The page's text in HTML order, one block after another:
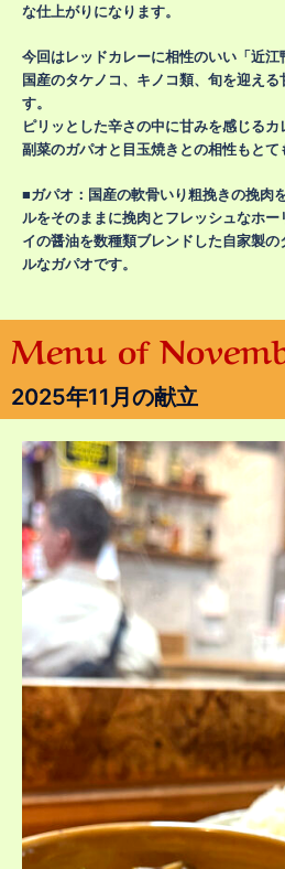
な仕上がりになります。
今回はレッドカレーに相性のいい「近江
国産のタケノコ、キノコ類、旬を迎え
す。
ピリッとした辛さの中に甘みを感じるカ
副菜のガパオと目玉焼きとの相性もとて
■ガパオ：国産の軟骨いり粗挽きの挽肉
ルをそのままに挽肉とフレッシュなホ
イの醤油を数種類ブレンドした自家製
ルなガパオです。
Menu of
2025年11月の献立